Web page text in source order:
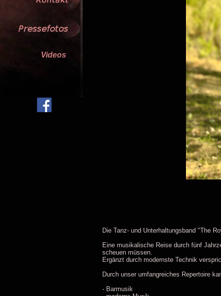
Videos
Die Tanz- und Unterhaltungsband "The
Eine musikalische Reise durch fünf
scheuen müssen.
Ergänzt durch modernste Technik
Durch unser umfangreiches Repertoire
- Barmusik